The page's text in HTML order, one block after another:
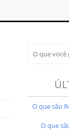
O que são
O que